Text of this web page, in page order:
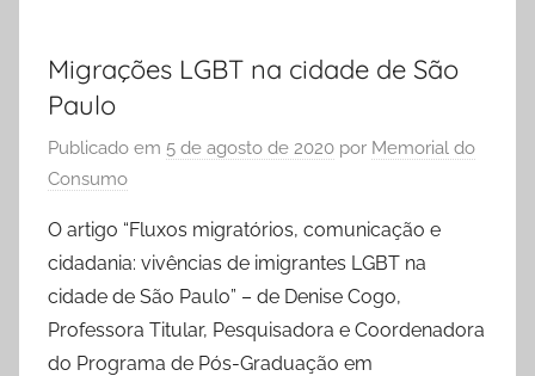
Migrações LGBT na cidade de São
Paulo
Publicado em 5 de agosto de 2020 por Memorial do
Consumo
O artigo “Fluxos migratórios, comunicação e
cidadania: vivências de imigrantes LGBT na
cidade de São Paulo” – de Denise Cogo,
Professora Titular, Pesquisadora e Coordenadora
do Programa de Pós-Graduação em